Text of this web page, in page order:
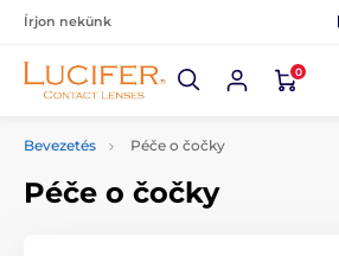
Írjon nekünk
0
Bevezetés Péče o čočky
Péče o čočky